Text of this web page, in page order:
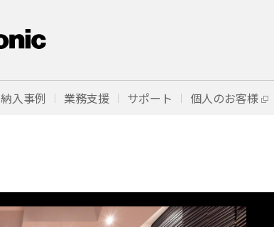
納入事例 業務支援 サポート 個人のお客様